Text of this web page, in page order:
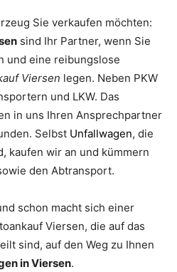
Sie verkaufen möchten:
sind Ihr Partner, wenn Sie
und eine reibungslose
Viersen legen. Neben PKW
und LKW. Das
in uns Ihren Ansprechpartner
Selbst Unfallwagen, die
kaufen wir an und kümmern
den Abtransport.
schon macht sich einer
Viersen, die auf das
sind, auf den Weg zu Ihnen
in Viersen.